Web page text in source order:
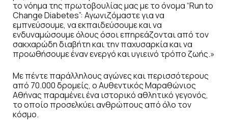
το νόημα της πρωτοβουλίας μας με το όνομα “Run to
Change Diabetes”: Αγωνιζόμαστε για να
εμπνεύσουμε, να εκπαιδεύσουμε και να
ενδυναμώσουμε όλους όσοι επηρεάζονται από τον
σακχαρώδη διαβήτη και την παχυσαρκία και να
προωθήσουμε έναν ενεργό και υγιεινό τρόπο ζωής.»
Με πέντε παράλληλους αγώνες και περισσότερους
από 70.000 δρομείς, ο Αυθεντικός Μαραθώνιος
Αθήνας παραμένει ένα ιστορικό αθλητικό γεγονός,
το οποίο προσελκύει ανθρώπους από όλο τον
κόσμο.